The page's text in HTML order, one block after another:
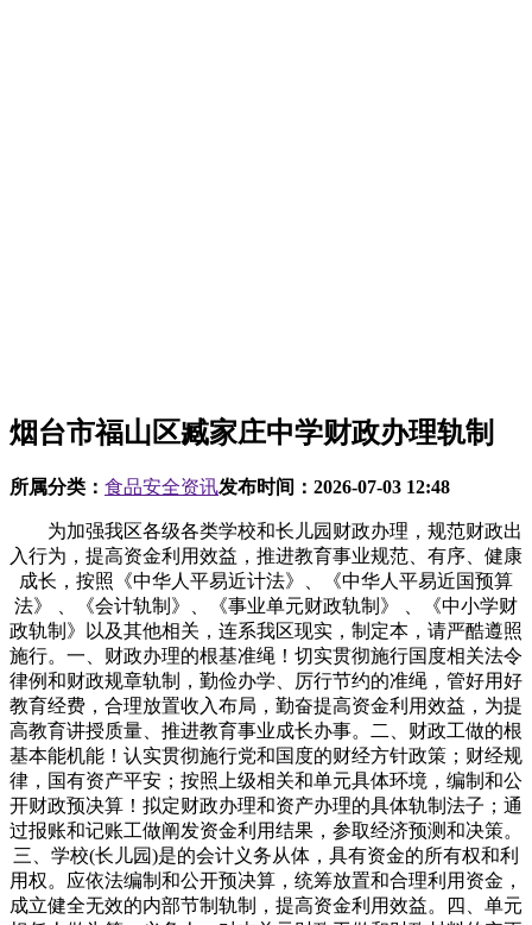
烟台市福山区臧家庄中学财政办理轨制
所属分类： 食品安全资讯发布时间： 2026-07-03 12:48
为加强我区各级各类学校和长儿园财政办理，规范财政出
入行为，提高资金利用效益，推进教育事业规范、有序、健康
成长，按照《中华人平易近计法》、《中华人平易近国预算
法》 、《会计轨制》、《事业单元财政轨制》 、《中小学财
政轨制》以及其他相关，连系我区现实，制定本，请严酷遵照
施行。一、财政办理的根基准绳！切实贯彻施行国度相关法令
律例和财政规章轨制，勤俭办学、厉行节约的准绳，管好用好
教育经费，合理放置收入布局，勤奋提高资金利用效益，为提
高教育讲授质量、推进教育事业成长办事。二、财政工做的根
基本能机能！认实贯彻施行党和国度的财经方针政策；财经规
律，国有资产平安；按照上级相关和单元具体环境，编制和公
开财政预决算！拟定财政办理和资产办理的具体轨制法子；通
过报账和记账工做阐发资金利用结果，参取经济预测和决策。
三、学校(长儿园)是的会计义务从体，具有资金的所有权和利
用权。应依法编制和公开预决算，统筹放置和合理利用资金，
成立健全无效的内部节制轨制，提高资金利用效益。四、单元